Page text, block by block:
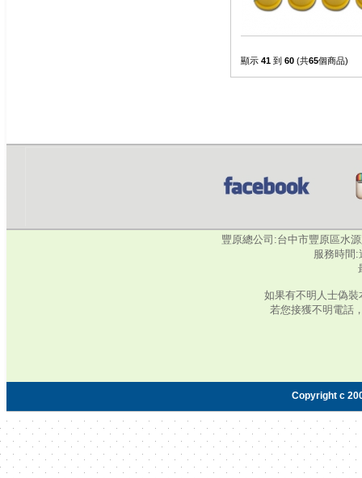
顯示 41 到 60 (共65個商品)
豐原總公司:台中市豐原區水
服務時間:
如果有不明人士偽
若您接獲不明電話
Copyright c